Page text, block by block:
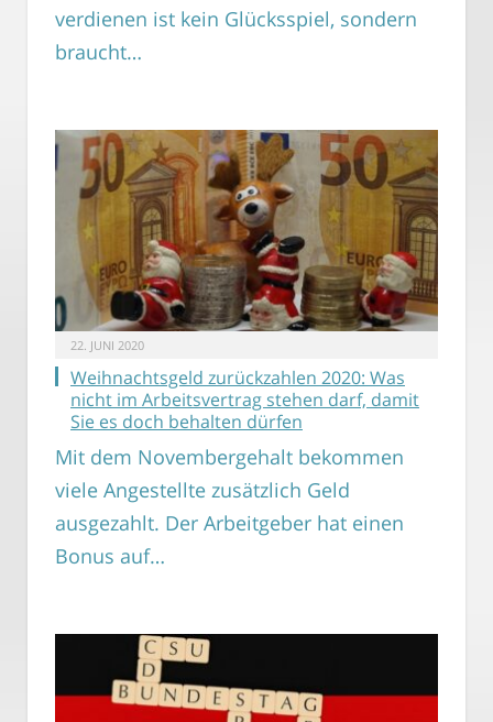
verdienen ist kein Glücksspiel, sondern
braucht…
22. JUNI 2020
Weihnachtsgeld zurückzahlen 2020: Was
nicht im Arbeitsvertrag stehen darf, damit
Sie es doch behalten dürfen
Mit dem Novembergehalt bekommen
viele Angestellte zusätzlich Geld
ausgezahlt. Der Arbeitgeber hat einen
Bonus auf…